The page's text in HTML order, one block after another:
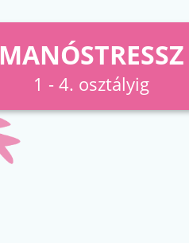
MANÓSTRESSZ
1 - 4. osztályig